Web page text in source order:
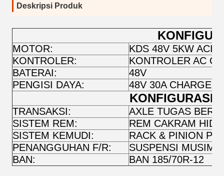
Deskripsi Produk
MOTOR:
KDS 48V 5KW
KONTROLER:
KONTROLER AC
BATERAI:
48V
PENGISI DAYA:
48V 30A CHARGER
KONFIGURASI
TRANSAKSI:
AXLE TUGAS
SISTEM REM:
REM CAKRAM
SISTEM KEMUDI:
RACK & PINION
PENANGGUHAN F/R:
SUSPENSI MUSIM
BAN:
BAN 185/70R-12